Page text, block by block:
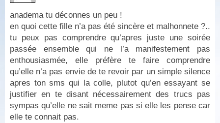
anadema tu déconnes un peu !
en quoi cette fille n’a pas été sincère et malhonnete ?..
tu peux pas comprendre qu’apres juste une soirée
passée ensemble qui ne l’a manifestement pas
enthousiasmée, elle préfère te faire comprendre
qu’elle n’a pas envie de te revoir par un simple silence
apres ton sms qui la colle, plutot qu’en essayant se
justifier en te disant nécessairement des trucs pas
sympas qu’elle ne sait meme pas si elle les pense car
elle te connait pas.